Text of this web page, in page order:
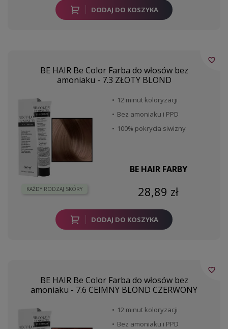
DODAJ DO KOSZYKA
BE HAIR Be Color Farba do włosów bez
amoniaku - 7.3 ZŁOTY BLOND
KAŻDY RODZAJ SKÓRY
12 minut koloryzacji
Bez amoniaku i PPD
100% pokrycia siwizny
BE HAIR FARBY
28,89 zł
DODAJ DO KOSZYKA
favorite_border
BE HAIR Be Color Farba do włosów bez
amoniaku - 7.6 CEIMNY BLOND CZERWONY
12 minut koloryzacji
Bez amoniaku i PPD
favorite_border